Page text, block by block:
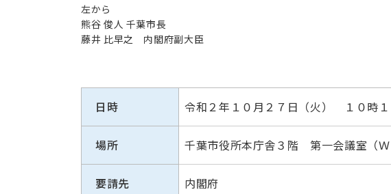
左から
熊谷 俊人 千葉市長
藤井 比早之 内閣府副大臣
日時 令和２年１０月２７日（火） １０時
場所 千葉市役所本庁舎３階 第一会議室（Ｗ
要請先 内閣府